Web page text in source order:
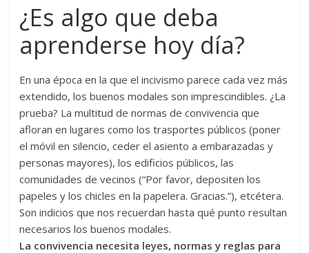
¿Es algo que deba
aprenderse hoy día?
En una época en la que el incivismo parece cada vez más
extendido, los buenos modales son imprescindibles. ¿La
prueba? La multitud de normas de convivencia que
afloran en lugares como los trasportes públicos (poner
el móvil en silencio, ceder el asiento a embarazadas y
personas mayores), los edificios públicos, las
comunidades de vecinos (“Por favor, depositen los
papeles y los chicles en la papelera. Gracias.”), etcétera.
Son indicios que nos recuerdan hasta qué punto resultan
necesarios los buenos modales.
La convivencia necesita leyes, normas y reglas para